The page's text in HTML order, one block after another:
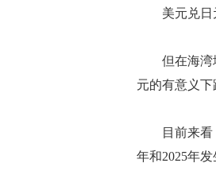
美元兑日元
但在海湾地
元的有意义下
目前来看，
年和2025年